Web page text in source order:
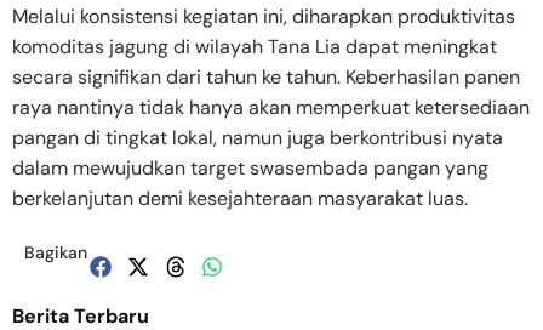
Melalui konsistensi kegiatan ini, diharapkan produktivitas
komoditas jagung di wilayah Tana Lia dapat meningkat
secara signifikan dari tahun ke tahun. Keberhasilan panen
raya nantinya tidak hanya akan memperkuat ketersediaan
pangan di tingkat lokal, namun juga berkontribusi nyata
dalam mewujudkan target swasembada pangan yang
berkelanjutan demi kesejahteraan masyarakat luas.
Bagikan
Berita Terbaru